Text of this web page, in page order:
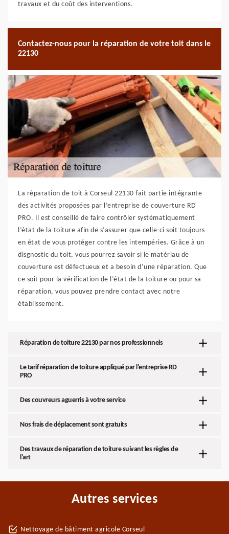
travaux et du coût des interventions.
Contactez-nous pour la réparation de votre toit dans le
22130
La réparation de toit à Corseul 22130 fait partie intégrante
des activités proposées par l’entreprise de couverture RD
PRO. Il est conseillé de faire contrôler systématiquement
l’état de la toiture afin de s’assurer que celle-ci soit toujours
en état de vous protéger contre les intempéries. Grâce à un
disgnostic du toit, vous pourrez savoir si le matériau de
couverture est défectueux et a besoin d’une réparation. Que
ce soit pour la vérification de l’état de la toiture ou pour sa
réparation, vous pouvez prendre contact avec notre
établissement.
Réparation de toiture 22130 par nos professionnels
Le tarif réparation de toiture appliqué par l’entreprise RD
PRO
Des couvreurs aguerris à votre service
Nos frais de déplacement sont gratuits
Des travaux de réparation de toiture suivant les règles de
l’art
Autres services
Nettoyage de bâtiment agricole Corseul